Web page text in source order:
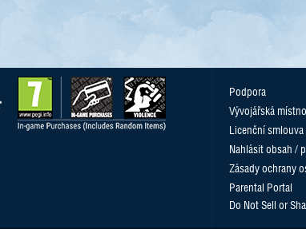
Podpora
Vývojářská
Licenční
Nahlásit obsah /
Zásady ochrany
Parental Portal
Do Not Sell or